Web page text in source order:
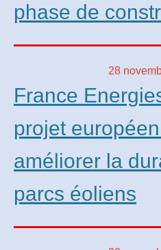
phase de
28
France
projet
améliorer la
parcs éoliens